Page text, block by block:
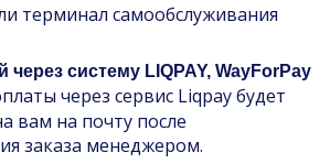
терминал самообслуживания
через систему LIQPAY, WayForPay
через сервис Liqpay будет
вам на почту после
заказа менеджером.